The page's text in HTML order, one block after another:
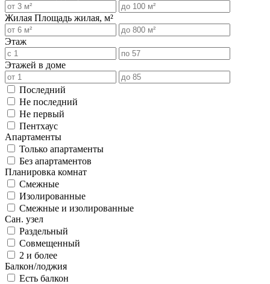
Жилая Площадь жилая, м²
Этаж
Этажей в доме
Последний
Не последний
Не первый
Пентхаус
Апартаменты
Только апартаменты
Без апартаментов
Планировка комнат
Смежные
Изолированные
Смежные и изолированные
Сан. узел
Раздельный
Совмещенный
2 и более
Балкон/лоджия
Есть балкон